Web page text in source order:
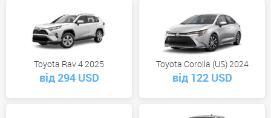
Toyota Rav 4 2025
від 294 USD
Toyota Corolla (US) 2024
від 122 USD